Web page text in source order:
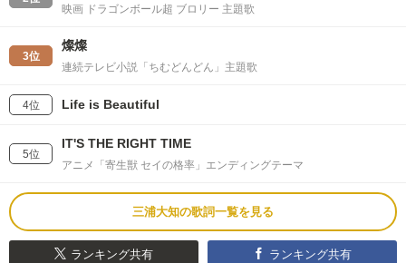
映画 ドラゴンボール超 ブロリー 主題歌
3位
燦燦
連続テレビ小説「ちむどんどん」主題歌
4位 Life is Beautiful
5位
IT'S THE RIGHT TIME
アニメ「寄生獣 セイの格率」エンディングテーマ
三浦大知の歌詞一覧を見る
ランキング共有 ランキング共有